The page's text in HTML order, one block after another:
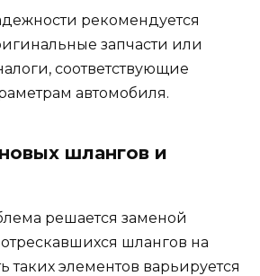
рекомендуется
запчасти или
соответствующие
автомобиля.
шлангов и
решается заменой
шлангов на
таких элементов варьируется